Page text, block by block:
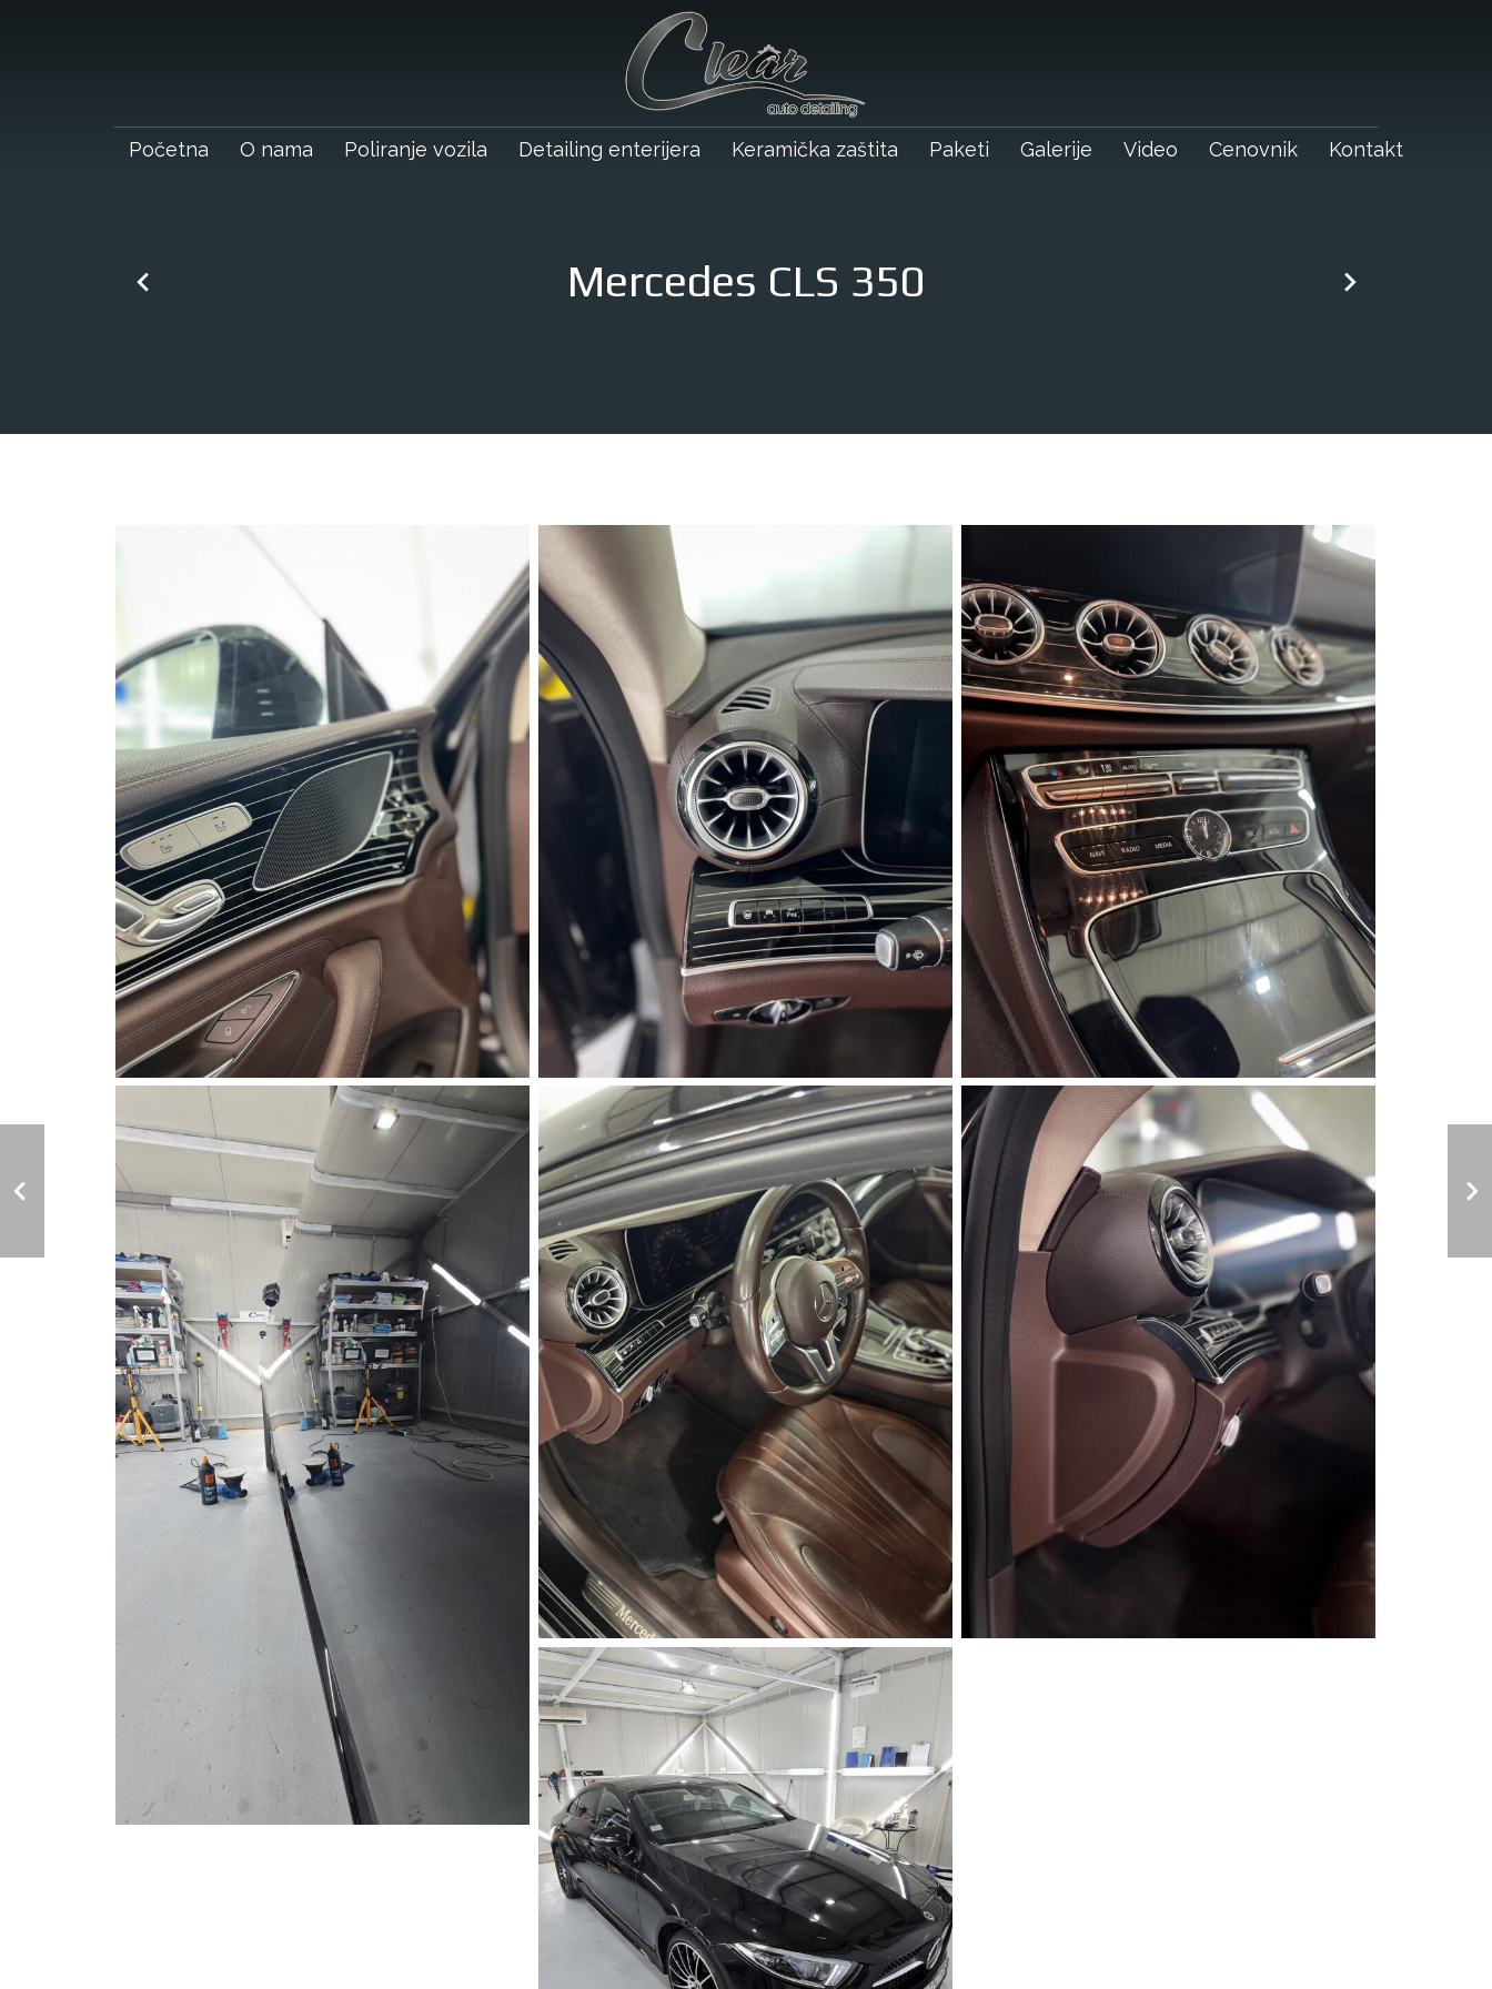
Početna O nama Poliranje vozila Detailing enterijera Keramička zaštita Paketi Galerije Video Cenovnik Kontakt
Mercedes CLS 350